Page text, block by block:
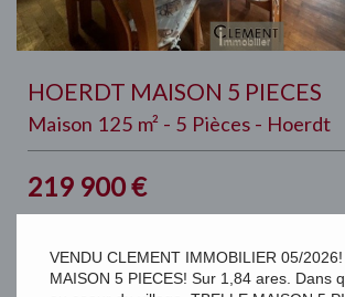
HOERDT MAISON 5 PIECES
Maison 125 m² - 5 Pièces - Hoerdt
219 900€
VENDU CLEMENT IMMOBILIER 05/
MAISON 5 PIECES! Sur 1,84 ares. Dans